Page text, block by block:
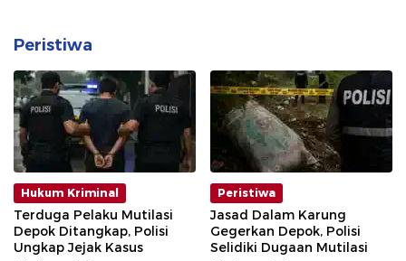
Peristiwa
Hukum Kriminal
Terduga Pelaku Mutilasi
Depok Ditangkap, Polisi
Ungkap Jejak Kasus
Peristiwa
Jasad Dalam Karung
Gegerkan Depok, Polisi
Selidiki Dugaan Mutilasi